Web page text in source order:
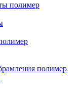
полимер
полимер